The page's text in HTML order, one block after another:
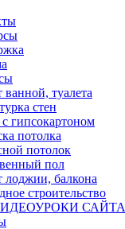
ванной, туалета
стен
с гипсокартоном
потолка
потолок
пол
лоджии, балкона
строительство
САЙТА